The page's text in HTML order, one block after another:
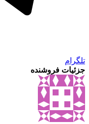
تلگرام
جزئیات فروشنده